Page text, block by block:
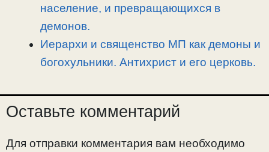
население, и превращающихся в
демонов.
Иерархи и священство МП как демоны и
богохульники. Антихрист и его церковь.
Оставьте комментарий
Для отправки комментария вам необходимо